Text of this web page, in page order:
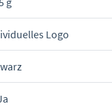
Logo